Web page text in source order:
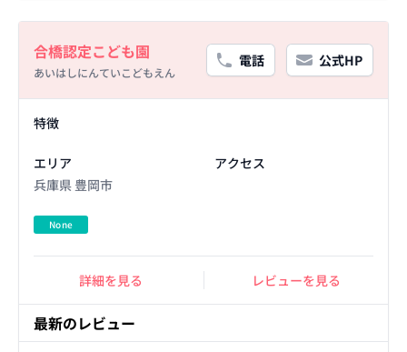
合橋認定こども園
あいはしにんていこどもえん
電話 公式HP
特徴
エリア
兵庫県 豊岡市
アクセス
None
詳細を見る レビューを見る
最新のレビュー